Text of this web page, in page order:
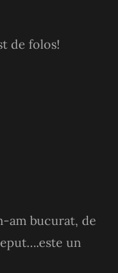
de folos!
am bucurat, de
un